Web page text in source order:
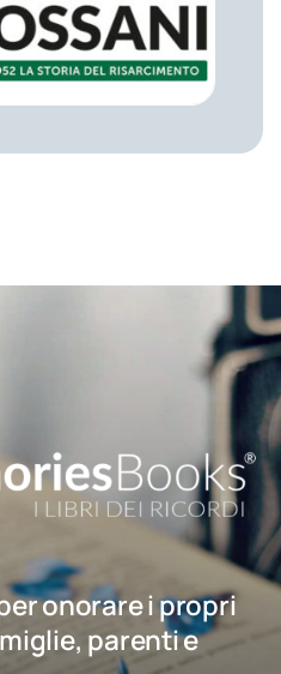
onorare i propri
parenti e